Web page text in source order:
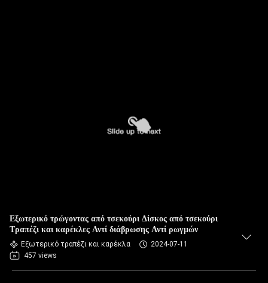
Εξωτερικό τρώγοντας από τσεκούρι Δίσκος από τσεκούρι
Τραπέζι και καρέκλες Αντί διάβρωσης Αντί ρωγμών
Εξωτερικό τραπέζι και καρέκλα
2024-07-11
457 views